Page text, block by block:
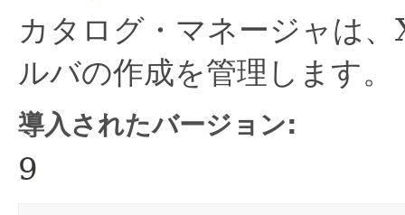
カタログ・マネージャは
ルバの作成を管理します。
導入されたバージョン:
9